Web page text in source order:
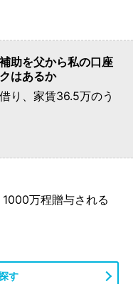
助を父から私の口座
はあるか
り、家賃36.5万のう
万程贈与される
す